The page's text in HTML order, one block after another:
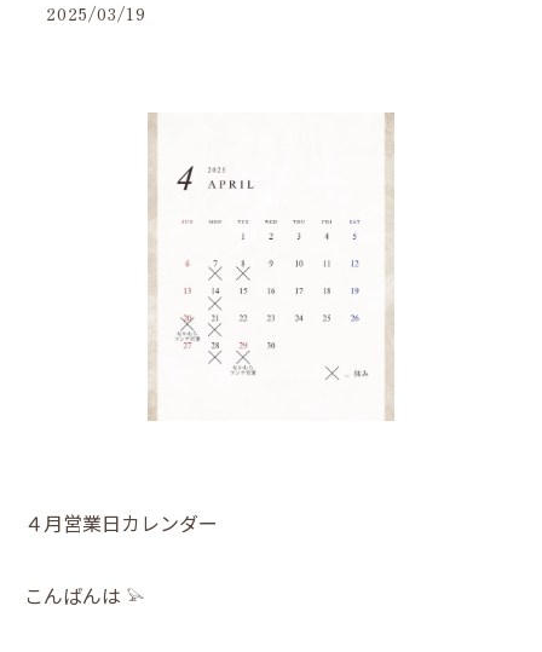
2025/03/19
４月営業日カレンダー
こんばんは 𓅫